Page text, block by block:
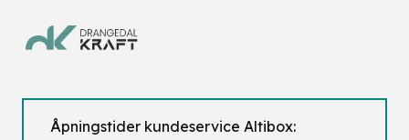
Åpningstider kundeservice Altibox: